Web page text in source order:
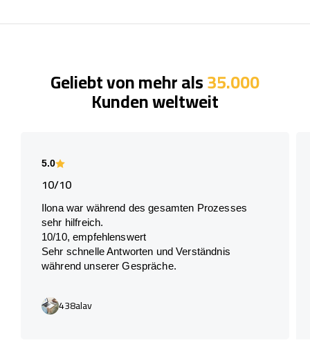
Geliebt von mehr als35.000
Kunden weltweit
5.0
10/10
Ilona war während des gesamten Prozesses
sehr hilfreich.
10/10, empfehlenswert
Sehr schnelle Antworten und Verständnis
während unserer Gespräche.
438alav